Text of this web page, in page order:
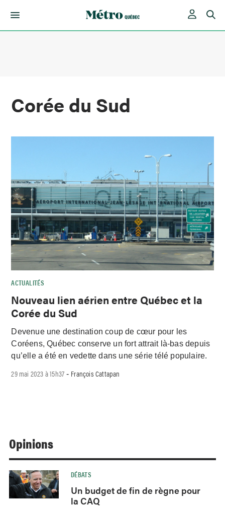
Corée du Sud
ACTUALITÉS
Nouveau lien aérien entre Québec et la
Corée du Sud
Devenue une destination coup de cœur pour les
Coréens, Québec conserve un fort attrait là-bas depuis
qu’elle a été en vedette dans une série télé populaire.
29 mai 2023 à 15h37 - François Cattapan
Opinions
DÉBATS
Un budget de fin de règne pour
la CAQ